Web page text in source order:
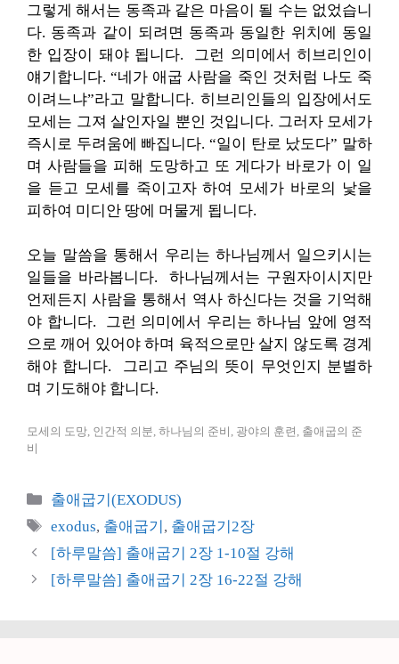
그렇게 해서는 동족과 같은 마음이 될 수는 없었습니
다. 동족과 같이 되려면 동족과 동일한 위치에 동일
한 입장이 돼야 됩니다. 그런 의미에서 히브리인이
얘기합니다. “네가 애굽 사람을 죽인 것처럼 나도 죽
이려느냐”라고 말합니다. 히브리인들의 입장에서도
모세는 그져 살인자일 뿐인 것입니다. 그러자 모세가
즉시로 두려움에 빠집니다. “일이 탄로 났도다” 말하
며 사람들을 피해 도망하고 또 게다가 바로가 이 일
을 듣고 모세를 죽이고자 하여 모세가 바로의 낯을
피하여 미디안 땅에 머물게 됩니다.
오늘 말씀을 통해서 우리는 하나님께서 일으키시는
일들을 바라봅니다. 하나님께서는 구원자이시지만
언제든지 사람을 통해서 역사 하신다는 것을 기억해
야 합니다. 그런 의미에서 우리는 하나님 앞에 영적
으로 깨어 있어야 하며 육적으로만 살지 않도록 경계
해야 합니다. 그리고 주님의 뜻이 무엇인지 분별하
며 기도해야 합니다.
모세의 도망, 인간적 의분, 하나님의 준비, 광야의 훈련, 출애굽의 준
비
카
리
출애굽기(EXODUS)
태
그
exodus, 출애굽기 , 출애굽기2장
[하루말씀] 출애굽기 2장 1-10절 강해
[하루말씀] 출애굽기 2장 16-22절 강해